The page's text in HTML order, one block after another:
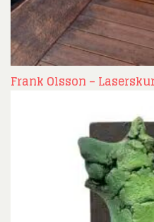
Frank Olsson –